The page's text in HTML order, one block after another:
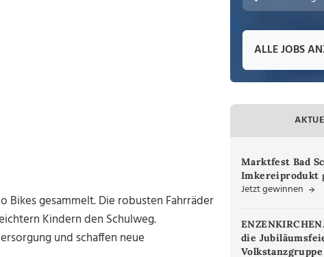
gesammelt. Die robusten Fahrräder
Kindern den Schulweg.
und schaffen neue
ALLE JOBS
Marktfest Bad
Imkereiprodukt
Jetzt gewinnen
die